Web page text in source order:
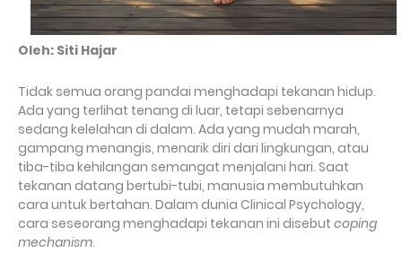
Oleh: Siti Hajar
Tidak semua orang pandai menghadapi tekanan hidup.
Ada yang terlihat tenang di luar, tetapi sebenarnya
sedang kelelahan di dalam. Ada yang mudah marah,
gampang menangis, menarik diri dari lingkungan, atau
tiba-tiba kehilangan semangat menjalani hari. Saat
tekanan datang bertubi-tubi, manusia membutuhkan
cara untuk bertahan. Dalam dunia Clinical Psychology,
cara seseorang menghadapi tekanan ini disebut coping
mechanism.